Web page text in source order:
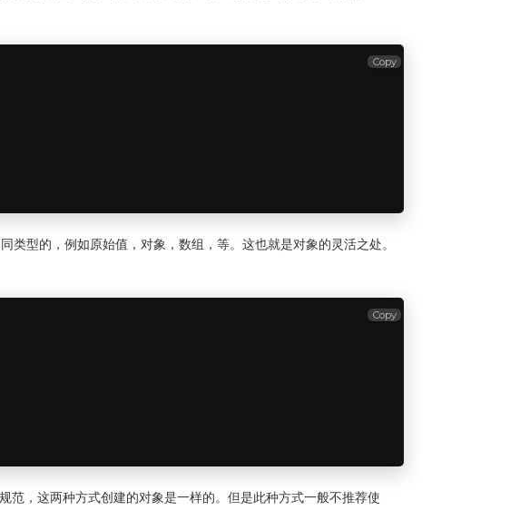
Copy
型的，例如原始值，对象，数组，等。这也就是对象的灵活之处。
Copy
，这两种方式创建的对象是一样的。但是此种方式一般不推荐使